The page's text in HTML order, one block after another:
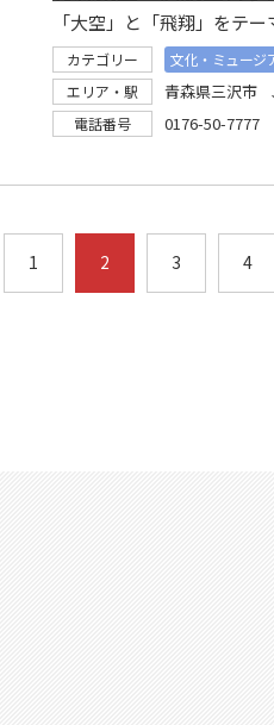
カテゴリー 文化・ミュージ
エリア・駅
青森県三沢市
電話番号 0176-50-7777
1 2 3 4